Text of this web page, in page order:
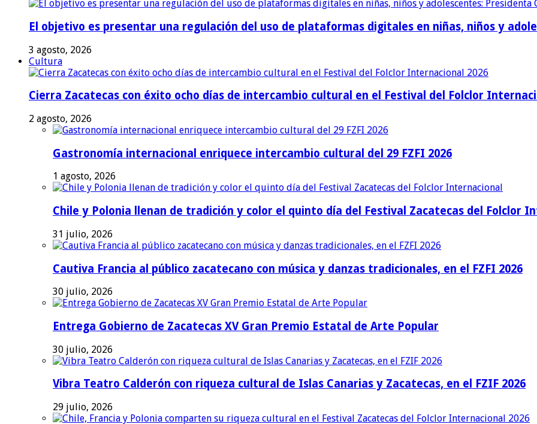
El objetivo es presentar una regulación del uso de plataformas digitales en niñas, niños y
3 agosto, 2026
Cultura
Cierra Zacatecas con éxito ocho días de intercambio cultural en el Festival del Folclor
2 agosto, 2026
Gastronomía internacional enriquece intercambio cultural del 29 FZFI 2026
1 agosto, 2026
Chile y Polonia llenan de tradición y color el quinto día del Festival Zacatecas del Folclor
31 julio, 2026
Cautiva Francia al público zacatecano con música y danzas tradicionales, en el FZFI 2026
30 julio, 2026
Entrega Gobierno de Zacatecas XV Gran Premio Estatal de Arte Popular
30 julio, 2026
Vibra Teatro Calderón con riqueza cultural de Islas Canarias y Zacatecas, en el FZIF 2026
29 julio, 2026